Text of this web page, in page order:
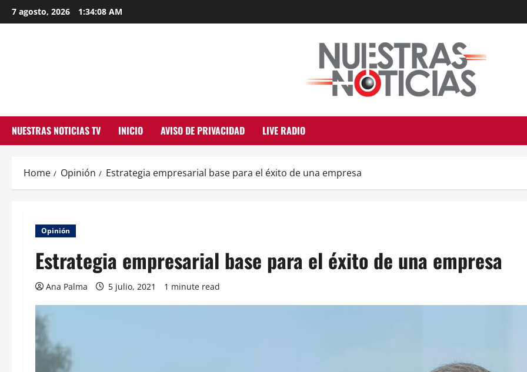
Skip
to
7 agosto, 2026 1:34:09 AM
NUESTRAS NOTICIAS TV INICIO AVISO DE PRIVACIDAD LIVE RADIO
Home Opinión Estrategia empresarial base para el éxito de una empresa
Opinión
Estrategia empresarial base para el éxito de una empresa
Ana Palma 5 julio, 2021 1 minute read